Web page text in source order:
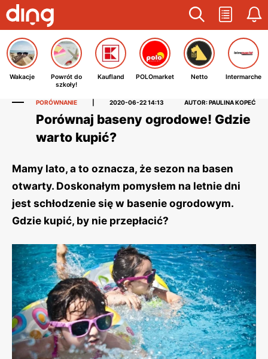
Wakacje
Powrót do
szkoły!
Kaufland POLOmarket Netto Intermarche
PORÓWNANIE 2020-06-22 14:13 AUTOR: PAULINA KOPEĆ
Porównaj baseny ogrodowe! Gdzie
warto kupić?
Mamy lato, a to oznacza, że sezon na basen
otwarty. Doskonałym pomysłem na letnie dni
jest schłodzenie się w basenie ogrodowym.
Gdzie kupić, by nie przepłacić?